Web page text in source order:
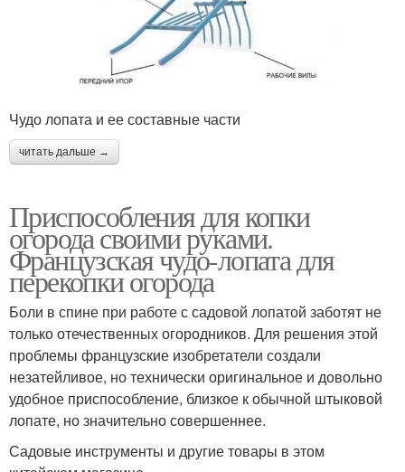
Чудо лопата и ее составные части
читать дальше →
Приспособления для копки
огорода своими руками.
Французская чудо-лопата для
перекопки огорода
Боли в спине при работе с садовой лопатой заботят не
только отечественных огородников. Для решения этой
проблемы французские изобретатели создали
незатейливое, но технически оригинальное и довольно
удобное приспособление, близкое к обычной штыковой
лопате, но значительно совершеннее.
Садовые инструменты и другие товары в этом